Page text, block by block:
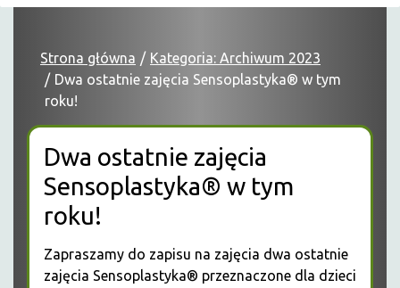
Strona główna
Kategoria: Archiwum 2023
Dwa ostatnie zajęcia Sensoplastyka® w tym
roku!
Dwa ostatnie zajęcia
Sensoplastyka® w tym
roku!
Zapraszamy do zapisu na zajęcia dwa ostatnie
zajęcia Sensoplastyka® przeznaczone dla dzieci